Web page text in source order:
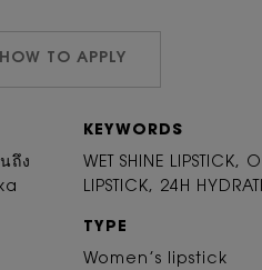
HOW TO APPLY
ถึง
KEYWORDS
WET SHINE LIPSTICK,
LIPSTICK, 24H
TYPE
Women’s lipstick